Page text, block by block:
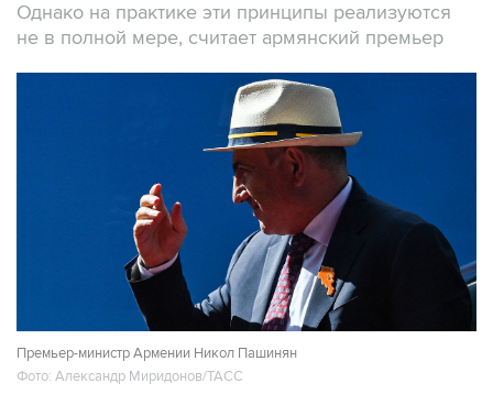
Однако на практике эти принципы реализуются
не в полной мере, считает армянский премьер
Премьер-министр Армении Никол Пашинян
Фото: Александр Миридонов/ТАСС